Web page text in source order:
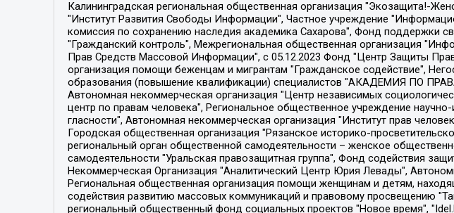
Калининградская региональная общественная организация "Экозащита!-Женсовет", Фонд содействия защите прав и свобод граждан "Общественный вердикт", Фонд "Институт Развития Свободы Информации", Частное учреждение "Информационное агентство МЕМО. РУ", Региональная общественная организация "Общественная комиссия по сохранению наследия академика Сахарова", Фонд поддержки свободы прессы, Санкт-Петербургская общественная правозащитная организация "Гражданский контроль", Межрегиональная общественная организация "Информационно-просветительский центр "Мемориал", Региональный Фонд "Центр Защиты Прав Средств Массовой Информации", с 05.12.2023 Фонд "Центр Защиты Прав Средств массовой информации", Региональная общественная благотворительная организация помощи беженцам и мигрантам "Гражданское содействие", Негосударственное образовательное учреждение дополнительного профессионального образования (повышение квалификации) специалистов "АКАДЕМИЯ ПО ПРАВАМ ЧЕЛОВЕКА", Свердловская региональная общественная организация "Сутяжник", Автономная некоммерческая организация "Центр независимых социологических исследований", Союз общественных объединений "Российский исследовательский центр по правам человека", Региональное общественное учреждение научно-информационный центр "МЕМОРИАЛ", Некоммерческая организация "Фонд защиты гласности", Автономная некоммерческая организация "Институт прав человека", Городская общественная организация "Екатеринбургское общество "МЕМОРИАЛ", Городская общественная организация "Рязанское историко-просветительское и правозащитное общество "Мемориал" (Рязанский Мемориал), Челябинский региональный орган общественной самодеятельности – женское общественное объединение "Женщины Евразии", Челябинский региональный орган общественной самодеятельности "Уральская правозащитная группа", Фонд содействия защите здоровья и социальной справедливости имени Андрея Рылькова, Автономная Некоммерческая Организация "Аналитический Центр Юрия Левады", Автономная некоммерческая организация социальной поддержки населения "Проект Апрель", Региональная общественная организация помощи женщинам и детям, находящимся в кризисной ситуации "Информационно-методический центр "Анна", Фонд содействия развитию массовых коммуникаций и правовому просвещению "Так-так-Так", Фонд содействия устойчивому развитию "Серебряная тайга", Свердловский региональный общественный фонд социальных проектов "Новое время", "Idel.Реалии", Кавказ.Реалии, Крым.Реалии, Телеканал Настоящее Время, Татаро-башкирская служба Радио Свобода (Azatliq Radiosi), Радио Свободная Европа/Радио Свобода (PCE/PC), "Сибирь.Реалии", "Фактограф", Благотворительный фонд помощи осужденным и их семьям, Автономная некоммерческая организация "Институт глобализации и социальных движений", Фонд "В защиту прав заключенных", Частное учреждение "Центр поддержки и содействия развитию средств массовой информации", Пензенский региональный общественный благотворительный фонд "Гражданский союз", "Север.Реалии", Некоммерческая организация Фонд "Правовая инициатива", Общество с ограниченной ответственностью "Радио Свободная Европа/Радио Свобода", Чешское информационное агентство "MEDIUM-ORIENT", Красноярская региональная общественная организация "Мы против СПИДа", Камалягин Денис Николаевич, Маркелов Сергей Евгеньевич, Пономарев Лев Александрович, Савицкая Людмила Алексеевна, Автономная некоммерческая организация "Центр по работе с проблемой насилия "НАСИЛИЮ.НЕТ", Межрегиональный профессиональный союз работников здравоохранения "Альянс врачей", Юридическое лицо, зарегистрированное в Латвийской Республике, SIA "Medusa Project" (регистрационный номер 40103797863, дата регистрации 10.06.2014), Некоммерческая организация "Фонд по борьбе с коррупцией", Автономная некоммерческая организация "Институт права и публичной политики", Баданин Роман Сергеевич, Гликин Максим Александрович, Железнова Мария Михайловна, Лукьянова Юлия Сергеевна, Маетная Елизавета Витальевна, Маняхин Петр Борисович, Чуракова Ольга Владимировна, Ярош Юлия Петровна, Юридическое лицо "The Insider SIA", зарегистрированное в Риге, Латвийская Республика (дата регистрации 26.06.2015), являющееся администратором доменного имени интернет-издания "The Insider SIA", https://theins.ru, Постернак Алексей Евгеньевич, Рубин Михаил Аркадьевич, Анин Роман Александрович, Юридическое лицо Istories fonds, зарегистрированное в Латвийской Республике (регистрационный номер 50008295751, дата регистрации 24.02.2020), Великовский Дмитрий Александрович, Долинина Ирина Николаевна, Мароховская Алеся Алексеевна, Шлейнов Роман Юрьевич, Шмагун